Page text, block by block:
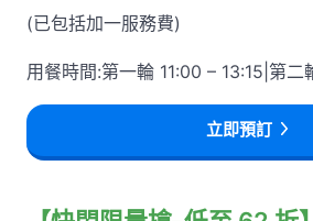
(已包括加一服務費)
用餐時間:第一輪 11:00 – 13:15|第
立即預訂